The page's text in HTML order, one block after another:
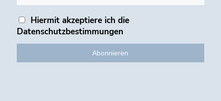
Hiermit akzeptiere ich die
Datenschutzbestimmungen